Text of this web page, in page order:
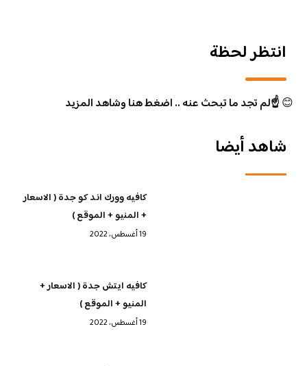
انتظر لحظة
😊☝️لم تجد ما تبحث عنه .. اضغط هنا وشاهد المزيد
شاهد أيضا
كافيه وورك اند كو جدة ( الاسعار
+ المنيو + الموقع )
19 أغسطس، 2022
كافيه ايتش جدة ( الاسعار +
المنيو + الموقع )
19 أغسطس، 2022